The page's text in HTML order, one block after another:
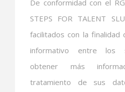
De conformidad con el
STEPS FOR TALENT
facilitados con la finalidad
informativo entre los
obtener más
tratamiento de sus